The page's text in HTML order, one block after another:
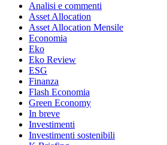
Analisi e commenti
Asset Allocation
Asset Allocation Mensile
Economia
Eko
Eko Review
ESG
Finanza
Flash Economia
Green Economy
In breve
Investimenti
Investimenti sostenibili